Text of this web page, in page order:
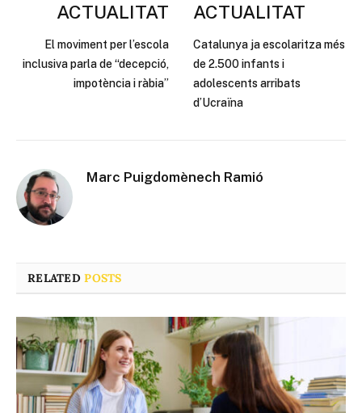
ACTUALITAT
El moviment per l’escola
inclusiva parla de “decepció,
impotència i ràbia”
ACTUALITAT
Catalunya ja escolaritza més
de 2.500 infants i
adolescents arribats
d’Ucraïna
Marc Puigdomènech Ramió
RELATEDPOSTS